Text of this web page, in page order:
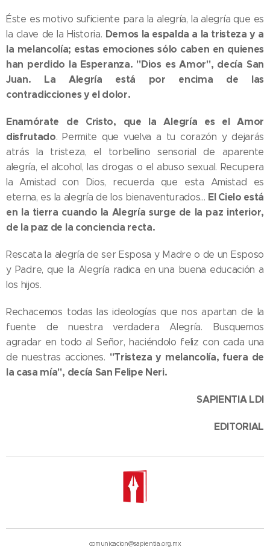
Éste es motivo suficiente para la alegría, la alegría que es
la clave de la Historia. Demos la espalda a la tristeza y a
la melancolía; estas emociones sólo caben en quienes
han perdido la Esperanza. "Dios es Amor", decía San
Juan. La Alegría está por encima de las
contradicciones y el dolor.
Enamórate de Cristo, que la Alegría es el Amor
disfrutado. Permite que vuelva a tu corazón y dejarás
atrás la tristeza, el torbellino sensorial de aparente
alegría, el alcohol, las drogas o el abuso sexual. Recupera
la Amistad con Dios, recuerda que esta Amistad es
eterna, es la alegría de los bienaventurados... El Cielo está
en la tierra cuando la Alegría surge de la paz interior,
de la paz de la conciencia recta.
Rescata la alegría de ser Esposa y Madre o de un Esposo
y Padre, que la Alegría radica en una buena educación a
los hijos.
Rechacemos todas las ideologías que nos apartan de la
fuente de nuestra verdadera Alegría. Busquemos
agradar en todo al Señor, haciéndolo feliz con cada una
de nuestras acciones. "Tristeza y melancolía, fuera de
la casa mía", decía San Felipe Neri.
SAPIENTIA LDI
EDITORIAL
comunicacion@sapientia.org.mx